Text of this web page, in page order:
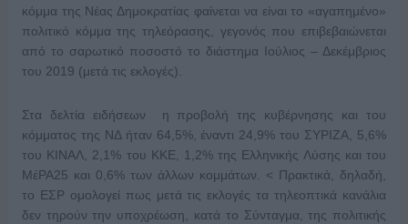
κόμμα της Νέας Δημοκρατίας φαίνεται να είναι το «αγαπημένο»
πολιτικό κόμμα της τηλεόρασης, γεγονός που επιβεβαιώνεται
από το σαρωτικό ποσοστό το διάστημα Ιούλιος – Δεκέμβριος
του 2019 (μετά τις εκλογές).
Στα δελτία ειδήσεων η προβολή της κυβέρνησης και του
κόμματος της ΝΔ ήταν 64,5%, έναντι 24,9% του ΣΥΡΙΖΑ, 5,6%
του ΚΙΝΑΛ, 2,1% του ΚΚΕ, 1,2% της Ελληνικής Λύσης και του
ΜέΡΑ25 και 0,6% των άλλων κομμάτων. < Πρακτικά, δηλαδή,
το ΕΣΡ ομολογεί πως μετά τις εκλογές τα τηλεοπτικά κανάλια
δεν τηρούν την υποχρέωση, κατά το Σύνταγμα, της πολιτικής